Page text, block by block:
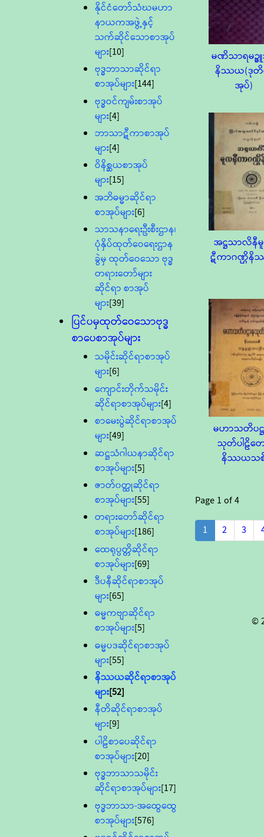
နိုင်ငံတော်သံဃမဟာ
နာယကအဖွဲ့နှင့်
သက်ဆိုင်သောစာအုပ်
များ[10]
ဗုဒ္ဓဘာသာဆိုင်ရာ
စာအုပ်များ[144]
ဗုဒ္ဓဝင်ကျမ်းစာအုပ်
များ[4]
ဘာသာဋီကာစာအုပ်
များ[4]
ဝိနိစ္ဆယစာအုပ်
များ[15]
အဘိဓမ္မာဆိုင်ရာ
စာအုပ်များ[6]
သာသနာရေးဦးစီးဌာန၊
ပုံနှိပ်ထုတ်ဝေရေးဌာန
ခွဲမှ ထုတ်ဝေသော ဗုဒ္ဓ
တရားတော်များ
ဆိုင်ရာ စာအုပ်
များ[39]
ပြင်ပမှထုတ်ဝေသောဗုဒ္ဓ
စာပေစာအုပ်များ
သမိုင်းဆိုင်ရာစာအုပ်
များ[6]
ကျောင်းတိုက်သမိုင်း
ဆိုင်ရာစာအုပ်များ[4]
စာမေးပွဲဆိုင်ရာစာအုပ်
များ[49]
ဆဋ္ဌသံဂါယနာဆိုင်ရာ
စာအုပ်များ[5]
ဇာတ်၀တ္ထုဆိုင်ရာ
စာအုပ်များ[55]
တရားတော်ဆိုင်ရာ
စာအုပ်များ[186]
ထေရုပ္ပတ္တိဆိုင်ရာ
စာအုပ်များ[69]
ဒီပနီဆိုင်ရာစာအုပ်
များ[65]
ဓမ္မကဗျာဆိုင်ရာ
စာအုပ်များ[5]
ဓမ္မပဒဆိုင်ရာစာအုပ်
များ[55]
နိဿယဆိုင်ရာစာအုပ်
များ[52]
နီတိဆိုင်ရာစာအုပ်
များ[9]
ပါဠိစာပေဆိုင်ရာ
စာအုပ်များ[20]
ဗုဒ္ဓဘာသာသမိုင်း
ဆိုင်ရာစာအုပ်များ[17]
ဗုဒ္ဓဘာသာ-အထွေထွေ
စာအုပ်များ[576]
မဏိသာရမဉ္
နိဿယ(ဒု
အုပ်)
အဋ္ဌသာလိနီ
ဋီကာဂဏ္ဌိ
မဟာသတိပဋ္
သုတ်ပါဠိတ
နိဿယသ
Page1 of4
1
2 3
©